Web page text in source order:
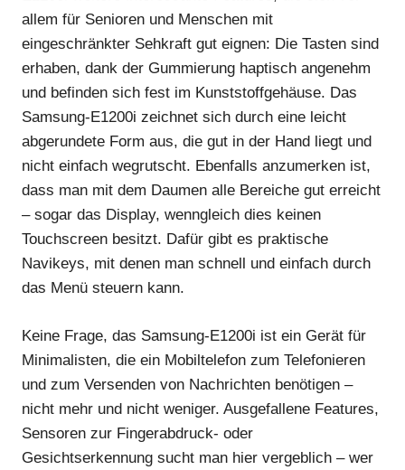
allem für Senioren und Menschen mit
eingeschränkter Sehkraft gut eignen: Die Tasten sind
erhaben, dank der Gummierung haptisch angenehm
und befinden sich fest im Kunststoffgehäuse. Das
Samsung-E1200i zeichnet sich durch eine leicht
abgerundete Form aus, die gut in der Hand liegt und
nicht einfach wegrutscht. Ebenfalls anzumerken ist,
dass man mit dem Daumen alle Bereiche gut erreicht
– sogar das Display, wenngleich dies keinen
Touchscreen besitzt. Dafür gibt es praktische
Navikeys, mit denen man schnell und einfach durch
das Menü steuern kann.
Keine Frage, das Samsung-E1200i ist ein Gerät für
Minimalisten, die ein Mobiltelefon zum Telefonieren
und zum Versenden von Nachrichten benötigen –
nicht mehr und nicht weniger. Ausgefallene Features,
Sensoren zur Fingerabdruck- oder
Gesichtserkennung sucht man hier vergeblich – wer